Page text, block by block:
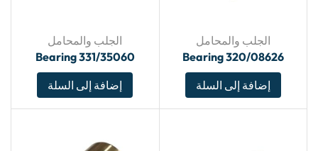
الجلب والمحامل
Bearing 320/08626
إضافة إلى السلة
الجلب والمحامل
Bearing 331/35060
إضافة إلى السلة